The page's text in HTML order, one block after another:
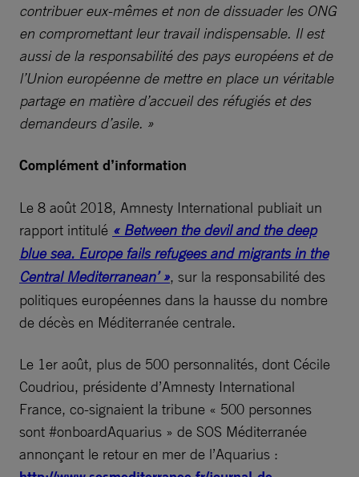
contribuer eux-mêmes et non de dissuader les ONG
en compromettant leur travail indispensable. Il est
aussi de la responsabilité des pays européens et de
l’Union européenne de mettre en place un véritable
partage en matière d’accueil des réfugiés et des
demandeurs d’asile. »
Complément d’information
Le 8 août 2018, Amnesty International publiait un
rapport intitulé « Between the devil and the deep
blue sea. Europe fails refugees and migrants in the
Central Mediterranean’ », sur la responsabilité des
politiques européennes dans la hausse du nombre
de décès en Méditerranée centrale.
Le 1er août, plus de 500 personnalités, dont Cécile
Coudriou, présidente d’Amnesty International
France, co-signaient la tribune « 500 personnes
sont #onboardAquarius » de SOS Méditerranée
annonçant le retour en mer de l’Aquarius :